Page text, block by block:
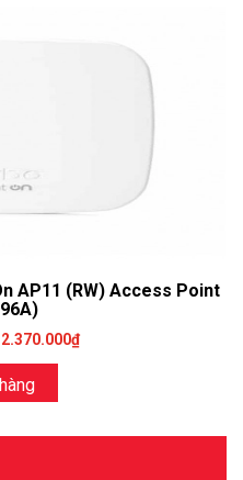
AP11 (RW) Access Point
2.370.000₫